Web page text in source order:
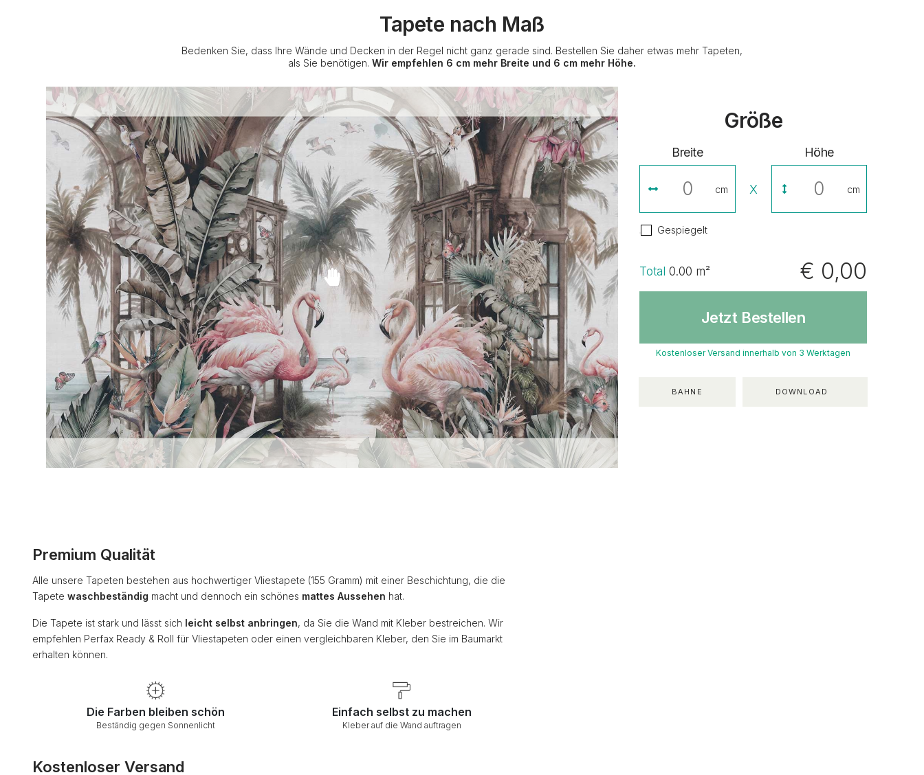
Tapete nach Maß
Bedenken Sie, dass Ihre Wände und Decken in der Regel nicht ganz gerade sind. Bestellen Sie daher etwas mehr Tapeten,
als Sie benötigen. Wir empfehlen 6 cm mehr Breite und 6 cm mehr Höhe.
Größe
Breite
cm X
Höhe
cm
Gespiegelt
Total 0.00 m² € 0,00
Jetzt Bestellen
Kostenloser Versand innerhalb von 3 Werktagen
BAHNE DOWNLOAD
Premium Qualität
Alle unsere Tapeten bestehen aus hochwertiger Vliestapete (155 Gramm) mit einer Beschichtung, die die
Tapete waschbeständig macht und dennoch ein schönes mattes Aussehen hat.
Die Tapete ist stark und lässt sich leicht selbst anbringen, da Sie die Wand mit Kleber bestreichen. Wir
empfehlen Perfax Ready & Roll für Vliestapeten oder einen vergleichbaren Kleber, den Sie im Baumarkt
erhalten können.
Die Farben bleiben schön
Beständig gegen Sonnenlicht
Einfach selbst zu machen
Kleber auf die Wand auftragen
Kostenloser Versand